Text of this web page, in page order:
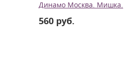
Динамо Москва. Мишка.
560 руб.